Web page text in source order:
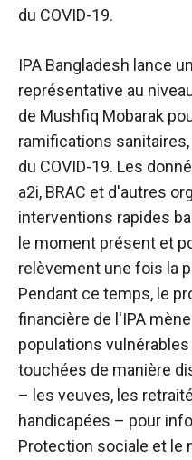
du COVID-19.
IPA Bangladesh lance
représentative au
de Mushfiq Mobarak
ramifications
du COVID-19. Les
a2i, BRAC et d'autres
interventions rapides
le moment présent et
relèvement une fois la
Pendant ce temps, le
financière de l'IPA
populations
touchées de manière
– les veuves, les
handicapées – pour
Protection sociale et le